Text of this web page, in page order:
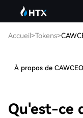
Accueil>Tokens>
À propos de CAWCEO
Qu'est-ce